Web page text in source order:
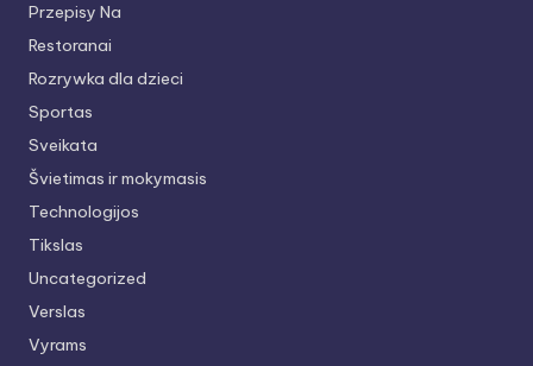
Przepisy Na
Restoranai
Rozrywka dla dzieci
Sportas
Sveikata
Švietimas ir mokymasis
Technologijos
Tikslas
Uncategorized
Verslas
Vyrams